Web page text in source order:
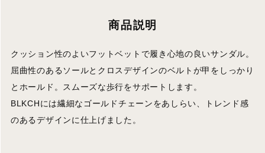
商品説明
クッション性のよいフットベットで履き心地の良いサンダル。
屈曲性のあるソールとクロスデザインのベルトが甲をしっかり
とホールド。スムーズな歩行をサポートします。
BLKCHには繊細なゴールドチェーンをあしらい、トレンド感
のあるデザインに仕上げました。